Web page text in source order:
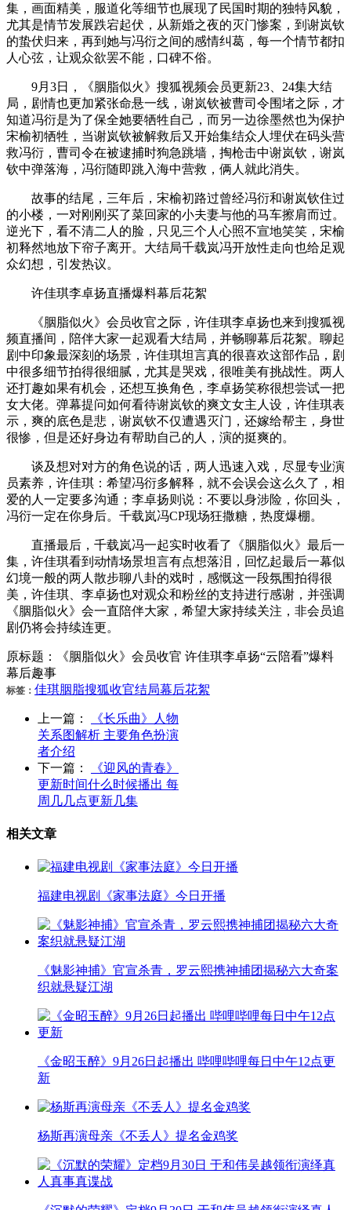
集，画面精美，服道化等细节也展现了民国时期的独特风貌，
尤其是情节发展跌宕起伏，从新婚之夜的灭门惨案，到谢岚钦
的蛰伏归来，再到她与冯衍之间的感情纠葛，每一个情节都扣
人心弦，让观众欲罢不能，口碑不俗。
9月3日，《胭脂似火》搜狐视频会员更新23、24集大结
局，剧情也更加紧张命悬一线，谢岚钦被曹司令围堵之际，才
知道冯衍是为了保全她要牺牲自己，而另一边徐墨然也为保护
宋榆初牺牲，当谢岚钦被解救后又开始集结众人埋伏在码头营
救冯衍，曹司令在被逮捕时狗急跳墙，掏枪击中谢岚钦，谢岚
钦中弹落海，冯衍随即跳入海中营救，俩人就此消失。
故事的结尾，三年后，宋榆初路过曾经冯衍和谢岚钦住过
的小楼，一对刚刚买了菜回家的小夫妻与他的马车擦肩而过。
逆光下，看不清二人的脸，只见三个人心照不宣地笑笑，宋榆
初释然地放下帘子离开。大结局千载岚冯开放性走向也给足观
众幻想，引发热议。
许佳琪李卓扬直播爆料幕后花絮
《胭脂似火》会员收官之际，许佳琪李卓扬也来到搜狐视
频直播间，陪伴大家一起观看大结局，并畅聊幕后花絮。聊起
剧中印象最深刻的场景，许佳琪坦言真的很喜欢这部作品，剧
中很多细节拍得很细腻，尤其是哭戏，很唯美有挑战性。两人
还打趣如果有机会，还想互换角色，李卓扬笑称很想尝试一把
女大佬。弹幕提问如何看待谢岚钦的爽文女主人设，许佳琪表
示，爽的底色是悲，谢岚钦不仅遭遇灭门，还嫁给帮主，身世
很惨，但是还好身边有帮助自己的人，演的挺爽的。
谈及想对对方的角色说的话，两人迅速入戏，尽显专业演
员素养，许佳琪：希望冯衍多解释，就不会误会这么久了，相
爱的人一定要多沟通；李卓扬则说：不要以身涉险，你回头，
冯衍一定在你身后。千载岚冯CP现场狂撒糖，热度爆棚。
直播最后，千载岚冯一起实时收看了《胭脂似火》最后一
集，许佳琪看到动情场景坦言有点想落泪，回忆起最后一幕似
幻境一般的两人散步聊八卦的戏时，感慨这一段氛围拍得很
美，许佳琪、李卓扬也对观众和粉丝的支持进行感谢，并强调
《胭脂似火》会一直陪伴大家，希望大家持续关注，非会员追
剧仍将会持续连更。
原标题：《胭脂似火》会员收官 许佳琪李卓扬“云陪看”爆料
幕后趣事
标签： 佳琪胭脂搜狐收官结局幕后花絮
上一篇：
《长乐曲》人物
关系图解析 主要角色扮演
者介绍
下一篇：
《迎风的青春》
更新时间什么时候播出 每
周几几点更新几集
相关文章
福建电视剧《家事法庭》今日开播
《魅影神捕》官宣杀青，罗云熙携神捕团揭秘六大奇案
织就悬疑江湖
《金昭玉醉》9月26日起播出 哔哩哔哩每日中午12点更
新
杨斯再演母亲《不丢人》提名金鸡奖